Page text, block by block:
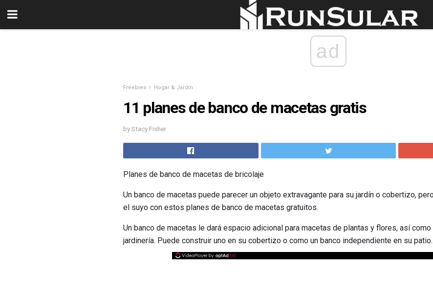
ad
Freebies Hogar & Jardín
11 planes de banco de macetas gratis
by Stacy Fisher
Planes de banco de macetas de bricolaje
Un banco de macetas puede parecer un objeto extravagante para su jardín o cobertizo,
el suyo con estos planes de banco de macetas gratuitos.
Un banco de macetas le dará espacio adicional para macetas de plantas y flores, así
jardinería. Puede construir uno en su cobertizo o como un banco independiente en su patio.